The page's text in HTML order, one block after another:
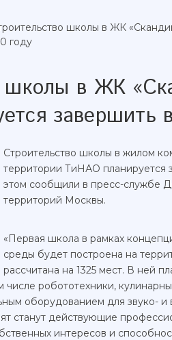
школы в ЖК
году
школы в ЖК
завершить
Строительство школы в жилом
территории ТиНАО планируется
этом сообщили в пресс-службе
территорий Москвы.
«Первая школа в рамках
среды будет построена на
рассчитана на 1325 мест. В ней
числе робототехники,
оборудованием для звуко- и
станут действующие
интересов и